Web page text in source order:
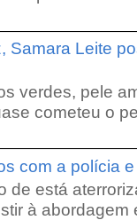
Samara Leite
verdes, pele
cometeu o
com a polícia
de está
à